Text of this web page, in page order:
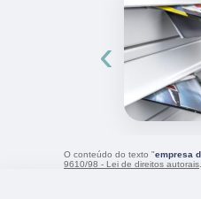
‹
O conteúdo do texto "empresa
9610/98 - Lei de direitos autorais